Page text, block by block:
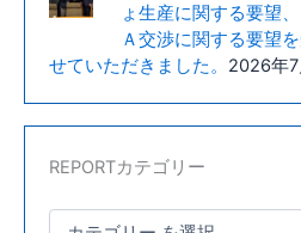
ょ生産に関する要望
Ａ交渉に関する要望
せていただきました。 2026年
REPORTカテゴリー